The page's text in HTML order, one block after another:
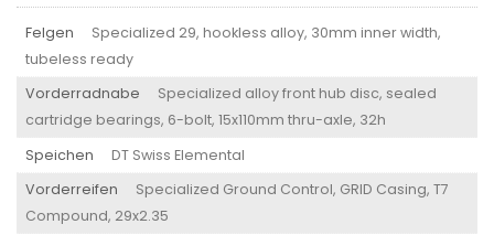
Felgen
Specialized 29, hookless alloy, 30mm inner width,
tubeless ready
Vorderradnabe
Specialized alloy front hub disc, sealed
cartridge bearings, 6-bolt, 15x110mm thru-axle, 32h
Speichen
DT Swiss Elemental
Vorderreifen
Specialized Ground Control, GRID Casing, T7
Compound, 29x2.35